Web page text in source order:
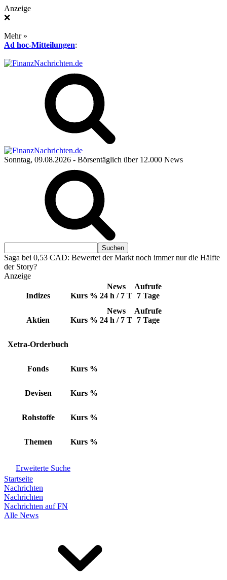
Anzeige
❌
Mehr »
Ad hoc-Mitteilungen:
Sonntag, 09.08.2026 - Börsentäglich über 12.000 News
Saga bei 0,53 CAD: Bewertet der Markt noch immer nur die Hälfte
der Story?
Anzeige
Indizes Kurs %
News
24 h / 7 T
Aufrufe
7 Tage
Aktien Kurs %
News
24 h / 7 T
Aufrufe
7 Tage
Xetra-Orderbuch
Fonds Kurs %
Devisen Kurs %
Rohstoffe Kurs %
Themen Kurs %
Erweiterte Suche
Startseite
Nachrichten
Nachrichten
Nachrichten auf FN
Alle News